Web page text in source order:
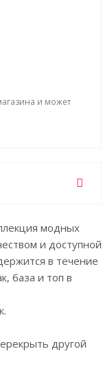
и может
модных
и доступной
в течение
база и топ в
другой